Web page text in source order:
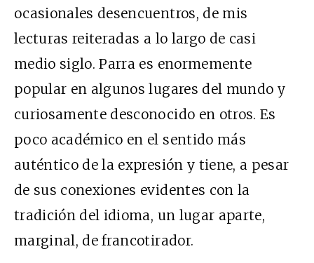
ocasionales desencuentros, de mis
lecturas reiteradas a lo largo de casi
medio siglo. Parra es enormemente
popular en algunos lugares del mundo y
curiosamente desconocido en otros. Es
poco académico en el sentido más
auténtico de la expresión y tiene, a pesar
de sus conexiones evidentes con la
tradición del idioma, un lugar aparte,
marginal, de francotirador.